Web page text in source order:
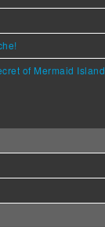
of Mermaid Island